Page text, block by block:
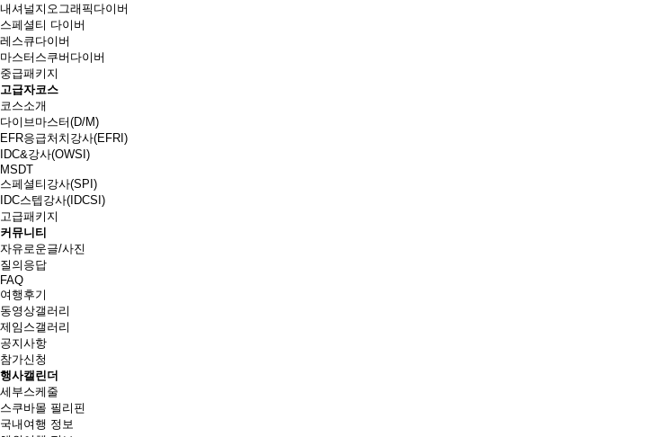
내셔널지오그래픽다이버
스페셜티 다이버
레스큐다이버
마스터스쿠버다이버
중급패키지
고급자코스
코스소개
다이브마스터(D/M)
EFR응급처치강사(EFRI)
IDC&강사(OWSI)
MSDT
스페셜티강사(SPI)
IDC스텝강사(IDCSI)
고급패키지
커뮤니티
자유로운글/사진
질의응답
FAQ
여행후기
동영상갤러리
제임스갤러리
공지사항
참가신청
행사캘린더
세부스케줄
스쿠바몰 필리핀
국내여행 정보